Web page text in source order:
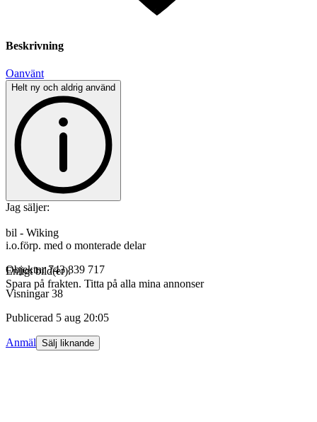
Beskrivning
Oanvänt
Helt ny och aldrig använd
Jag säljer:
bil - Wiking
i.o.förp. med o monterade delar
Enligt bild(er).
Spara på frakten. Titta på alla mina annonser
Objektnr 743 839 717
Visningar 38
Publicerad 5 aug 20:05
Anmäl Sälj liknande